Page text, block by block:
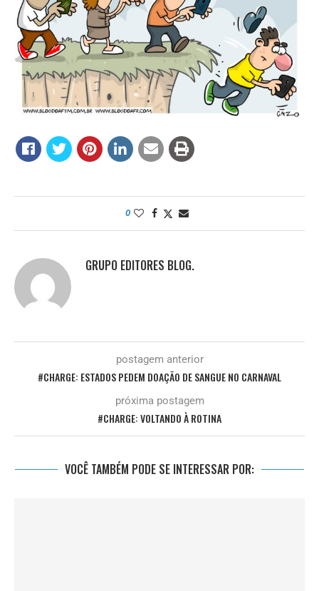
0
GRUPO EDITORES BLOG.
postagem anterior
#CHARGE: ESTADOS PEDEM DOAÇÃO DE SANGUE NO CARNAVAL
próxima postagem
#CHARGE: VOLTANDO À ROTINA
VOCÊ TAMBÉM PODE SE INTERESSAR POR: